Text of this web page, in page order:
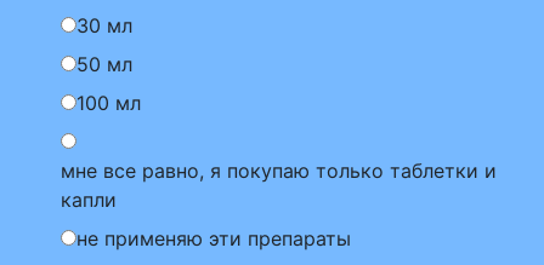
30 мл
50 мл
100 мл
мне все равно, я покупаю только таблетки и
капли
не применяю эти препараты